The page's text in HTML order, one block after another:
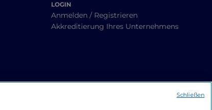
LOGIN
Anmelden / Registrieren
Akkreditierung Ihres Unternehmens
Schließen